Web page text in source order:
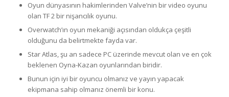
Oyun dünyasının hakimlerinden Valve’nin bir video oyunu
olan TF 2 bir nişancılık oyunu.
Overwatch’ın oyun mekaniği açısından oldukça çeşitli
olduğunu da belirtmekte fayda var.
Star Atlas, şu an sadece PC üzerinde mevcut olan ve en çok
beklenen Oyna-Kazan oyunlarından biridir.
Bunun için iyi bir oyuncu olmanız ve yayın yapacak
ekipmana sahip olmanız önemli bir konu.